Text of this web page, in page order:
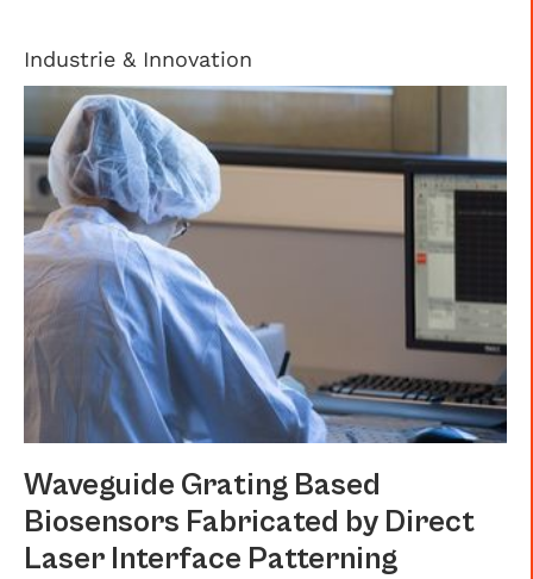
Industrie & Innovation
Waveguide Grating Based
Biosensors Fabricated by Direct
Laser Interface Patterning